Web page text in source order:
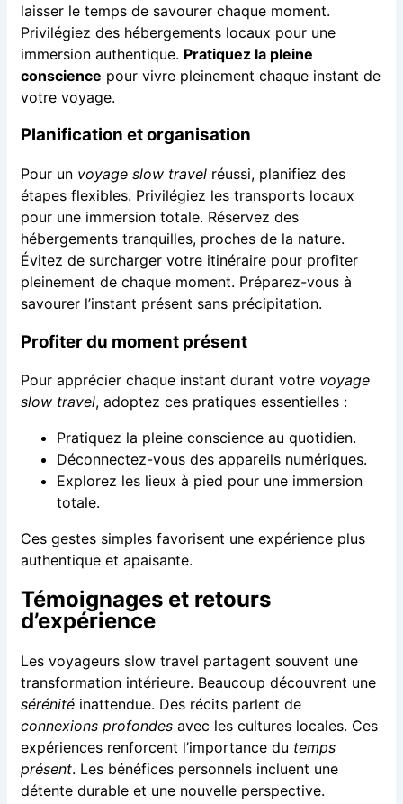
laisser le temps de savourer chaque moment.
Privilégiez des hébergements locaux pour une
immersion authentique. Pratiquez la pleine
conscience pour vivre pleinement chaque instant de
votre voyage.
Planification et organisation
Pour un voyage slow travelréussi, planifiez des
étapes flexibles. Privilégiez les transports locaux
pour une immersion totale. Réservez des
hébergements tranquilles, proches de la nature.
Évitez de surcharger votre itinéraire pour profiter
pleinement de chaque moment. Préparez-vous à
savourer l’instant présent sans précipitation.
Profiter du moment présent
Pour apprécier chaque instant durant votre voyage
slow travel, adoptez ces pratiques essentielles :
Pratiquez la pleine conscience au quotidien.
Déconnectez-vous des appareils numériques.
Explorez les lieux à pied pour une immersion
totale.
Ces gestes simples favorisent une expérience plus
authentique et apaisante.
Témoignages et retours
d’expérience
Les voyageurs slow travel partagent souvent une
transformation intérieure. Beaucoup découvrent une
sérénitéinattendue. Des récits parlent de
connexions profondesavec les cultures locales. Ces
expériences renforcent l’importance du temps
présent. Les bénéfices personnels incluent une
détente durable et une nouvelle perspective.